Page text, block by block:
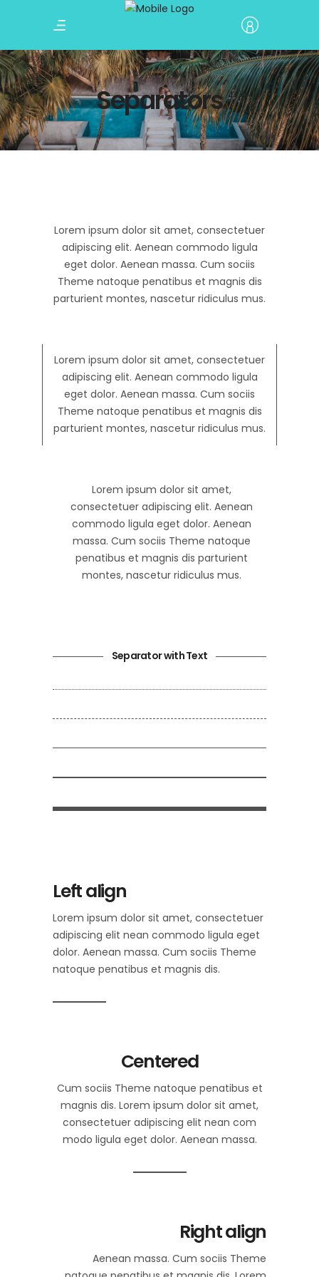
Separators
Lorem ipsum dolor sit amet, consectetuer
adipiscing elit. Aenean commodo ligula
eget dolor. Aenean massa. Cum sociis
Theme natoque penatibus et magnis dis
parturient montes, nascetur ridiculus mus.
Lorem ipsum dolor sit amet, consectetuer
adipiscing elit. Aenean commodo ligula
eget dolor. Aenean massa. Cum sociis
Theme natoque penatibus et magnis dis
parturient montes, nascetur ridiculus mus.
Lorem ipsum dolor sit amet,
consectetuer adipiscing elit. Aenean
commodo ligula eget dolor. Aenean
massa. Cum sociis Theme natoque
penatibus et magnis dis parturient
montes, nascetur ridiculus mus.
Separator with Text
Left align
Lorem ipsum dolor sit amet, consectetuer
adipiscing elit nean commodo ligula eget
dolor. Aenean massa. Cum sociis Theme
natoque penatibus et magnis dis.
Centered
Cum sociis Theme natoque penatibus et
magnis dis. Lorem ipsum dolor sit amet,
consectetuer adipiscing elit nean com
modo ligula eget dolor. Aenean massa.
Right align
Aenean massa. Cum sociis Theme